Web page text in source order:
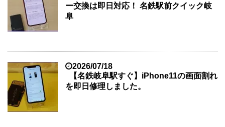
ー交換は即日対応！ 名鉄駅前クイック岐
阜
2026/07/18
【名鉄岐阜駅すぐ】iPhone11の画面割れ
を即日修理しました。